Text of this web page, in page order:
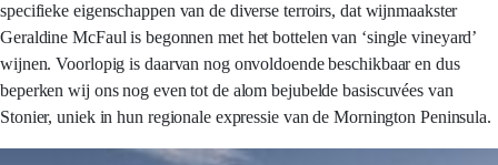
specifieke eigenschappen van de diverse terroirs, dat wijnmaakster
Geraldine McFaul is begonnen met het bottelen van ‘single vineyard’
wijnen. Voorlopig is daarvan nog onvoldoende beschikbaar en dus
beperken wij ons nog even tot de alom bejubelde basiscuvées van
Stonier, uniek in hun regionale expressie van de Mornington Peninsula.